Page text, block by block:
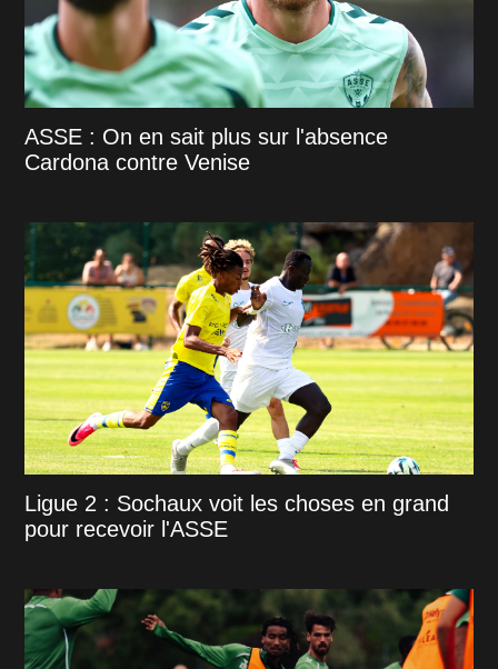
ASSE : On en sait plus sur l'absence
Cardona contre Venise
Ligue 2 : Sochaux voit les choses en grand
pour recevoir l'ASSE